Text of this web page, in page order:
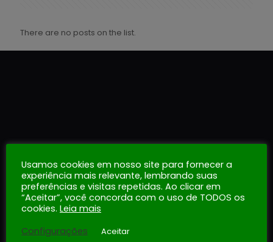
There are no posts on the list.
NOSSA EMPRESA
→
Sobre nós
→
Nossos Produtos
Contato
Usamos cookies em nosso site para fornecer a
experiência mais relevante, lembrando suas
preferências e visitas repetidas. Ao clicar em
“Aceitar”, você concorda com o uso de TODOS os
cookies. Leia mais
Configurações
Aceitar